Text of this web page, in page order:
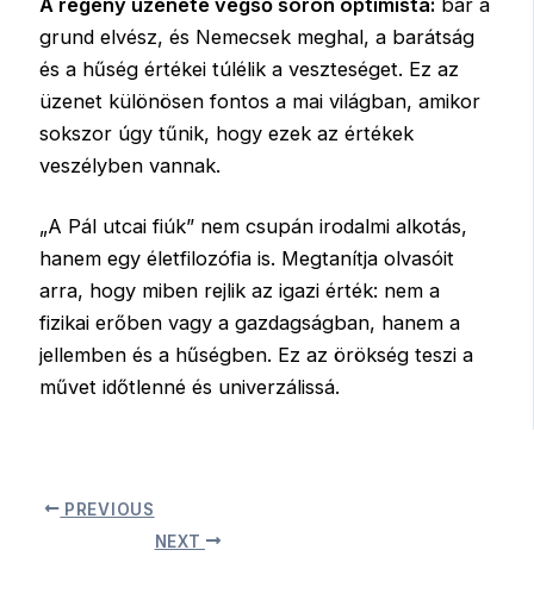
grund elvész, és Nemecsek meghal, a barátság
és a hűség értékei túlélik a veszteséget. Ez az
üzenet különösen fontos a mai világban, amikor
sokszor úgy tűnik, hogy ezek az értékek
veszélyben vannak.
„A Pál utcai fiúk” nem csupán irodalmi alkotás,
hanem egy életfilozófia is. Megtanítja olvasóit
arra, hogy miben rejlik az igazi érték: nem a
fizikai erőben vagy a gazdagságban, hanem a
jellemben és a hűségben. Ez az örökség teszi a
művet időtlenné és univerzálissá.
PREVIOUS
NEXT